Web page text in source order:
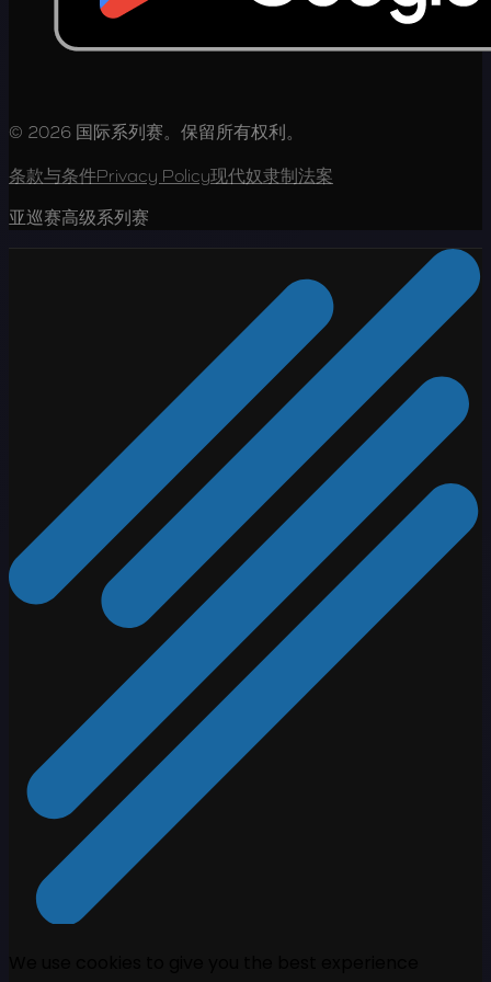
© 2026 国际系列赛。保留所有权利。
条款与条件Privacy Policy现代奴隶制法案
亚巡赛高级系列赛